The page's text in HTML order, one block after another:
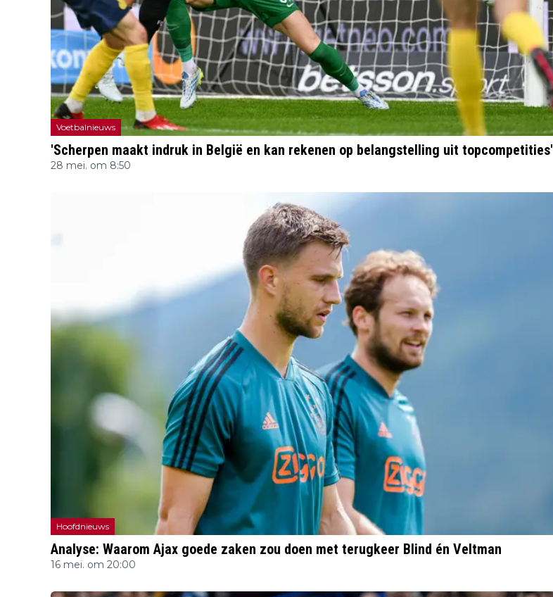
Voetbalnieuws
'Scherpen maakt indruk in België en kan rekenen op belangstelling uit topcompetities'
28 mei. om 8:50
Hoofdnieuws
Analyse: Waarom Ajax goede zaken zou doen met terugkeer Blind én Veltman
16 mei. om 20:00